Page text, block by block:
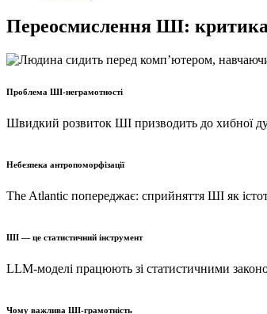
Переосмислення ШІ: критика
Проблема ШІ-неграмотності
Швидкий розвиток ШІ призводить до хибної
Небезпека антропоморфізації
The Atlantic попереджає: сприйняття ШІ як
ШІ — це статистичний інструмент
LLM-моделі працюють зі статистичними
Чому важлива ШІ-грамотність